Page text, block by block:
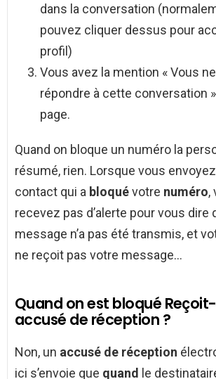
dans la conversation
pouvez cliquer dessus pour
profil)
Vous avez la mention « Vous
répondre à cette conversation
page.
Quand on bloque un numéro la
résumé, rien. Lorsque vous
contact qui a bloquévotre numéro,
recevez pas d’alerte pour vous dire
message n’a pas été transmis, et
ne reçoit pas votre message…
Quand on est bloqué
accusé de réception ?
Non, un accusé de réception
ici s’envoie que quand le